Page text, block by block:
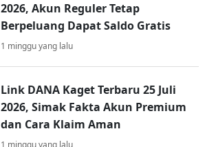
2026, Akun Reguler Tetap
Berpeluang Dapat Saldo Gratis
1 minggu yang lalu
Link DANA Kaget Terbaru 25 Juli
2026, Simak Fakta Akun Premium
dan Cara Klaim Aman